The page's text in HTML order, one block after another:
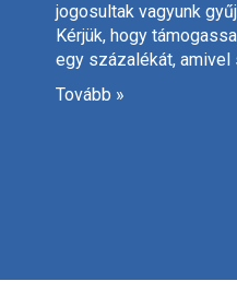
jogosultak vagyunk
Kérjük, hogy
egy százalékát,
Tovább »